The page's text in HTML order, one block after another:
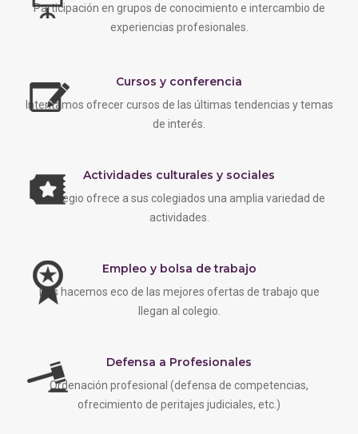
Participación en grupos de conocimiento e intercambio de
experiencias profesionales.
Cursos y conferencia
Intentamos ofrecer cursos de las últimas tendencias y temas
de interés.
Actividades culturales y sociales
EL colegio ofrece a sus colegiados una amplia variedad de
actividades.
Empleo y bolsa de trabajo
Nos hacemos eco de las mejores ofertas de trabajo que
llegan al colegio.
Defensa a Profesionales
Ordenación profesional (defensa de competencias,
ofrecimiento de peritajes judiciales, etc.)